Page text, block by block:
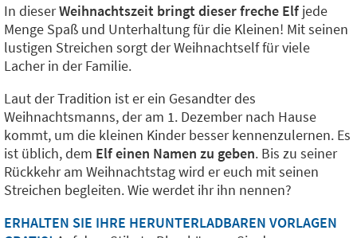
In dieserWeihnachtszeit bringt dieser freche Elf jede
Menge Spaß und Unterhaltung für die Kleinen! Mit seinen
lustigen Streichen sorgt der Weihnachtself für viele
Lacher in der Familie.
Laut der Tradition ist er ein Gesandter des
Weihnachtsmanns, der am 1. Dezember nach Hause
kommt, um die kleinen Kinder besser kennenzulernen. Es
ist üblich, dem Elf einen Namen zu geben. Bis zu seiner
Rückkehr am Weihnachtstag wird er euch mit seinen
Streichen begleiten. Wie werdet ihr ihn nennen?
ERHALTEN SIE IHRE HERUNTERLADBAREN VORLAGEN